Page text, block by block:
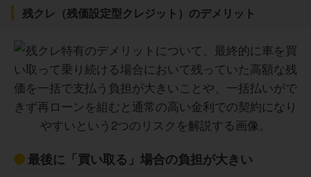
残クレ（残価設定型クレジット）のデメリット
最後に「買い取る」場合の負担が大きい